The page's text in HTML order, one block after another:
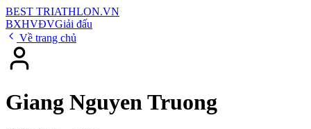
BEST TRIATHLON.VN
BXHVĐVGiải đấu
Về trang chủ
Giang Nguyen Truong